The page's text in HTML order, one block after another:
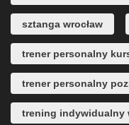
sztanga wrocław
trener personalny
trener personalny
trening indywidualny